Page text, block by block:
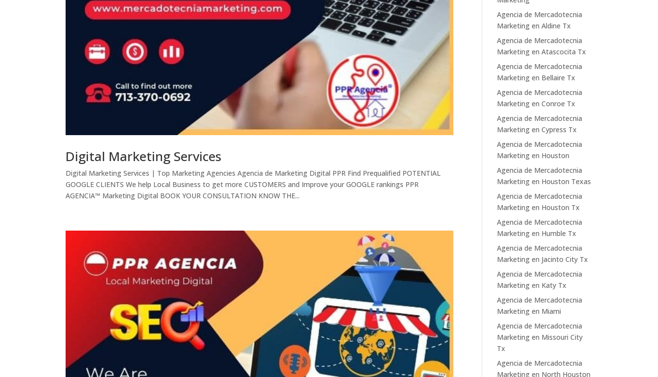
Digital Marketing Services
Digital Marketing Services | Top Marketing Agencies Agencia de Marketing Digital PPR Find Prequalified POTENTIAL
GOOGLE CLIENTS We help Local Business to get more CUSTOMERS and Improve your GOOGLE rankings PPR
AGENCIA™ Marketing Digital BOOK YOUR CONSULTATION KNOW THE...
Agencia de Mercadotecnia
Marketing en Aldine Tx
Agencia de Mercadotecnia
Marketing en Atascocita Tx
Agencia de Mercadotecnia
Marketing en Bellaire Tx
Agencia de Mercadotecnia
Marketing en Conroe Tx
Agencia de Mercadotecnia
Marketing en Cypress Tx
Agencia de Mercadotecnia
Marketing en Houston
Agencia de Mercadotecnia
Marketing en Houston Texas
Agencia de Mercadotecnia
Marketing en Houston Tx
Agencia de Mercadotecnia
Marketing en Humble Tx
Agencia de Mercadotecnia
Marketing en Jacinto City Tx
Agencia de Mercadotecnia
Marketing en Katy Tx
Agencia de Mercadotecnia
Marketing en Miami
Agencia de Mercadotecnia
Marketing en Missouri City
Tx
Agencia de Mercadotecnia
Marketing en North Houston